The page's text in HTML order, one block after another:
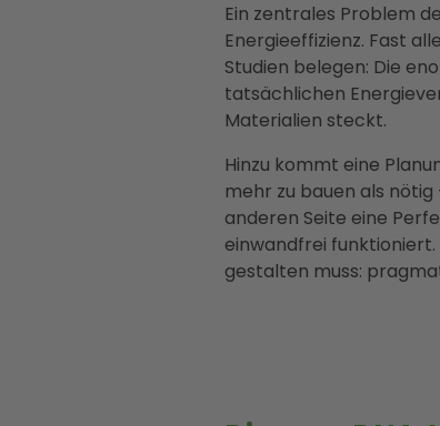
Ein zentrales Problem
Energieeffizienz. Fast
Studien belegen: Die
tatsächlichen
Materialien steckt.
Hinzu kommt eine
mehr zu bauen als
anderen Seite eine
einwandfrei
gestalten muss: